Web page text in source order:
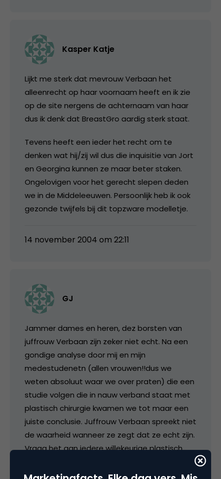
Kasper Katje
Lijkt me sterk dat mevrouw Verbaan het
alleenrecht op haar voornaam heeft en ik zie
op de site nergens de achternaam van haar
dus ik denk dat BreastGro aardig sterk staat.
Tevens heeft een ieder het recht om te
denken wat hij/zij wil dus die inquisitie van Jort
en Georgina kunnen ze maar beter staken.
Ongelovigen voor het gerecht slepen deden
we in de Middeleeuwen. Persoonlijk heb ik ook
gezonde twijfels bij dit topzware modelletje.
14 november 2004 om 22:11
GJ
Jammer dames en heren, dez borsten van
juffrouw Verbaan zijn zeker niet echt. Na een
gondige analyse door mij en mijn
medestudenetn (allen vrouwen!!dus we
weten absoluut waar we over praten) die een
studie volgen die in nauw verband staat met
plastisch chirurgie kwamen we tot maar een
juiste conclusie. Juffrouw Verbaan spreekt niet
de waarheid wanneer ze zegt dat ze echt zijn.
Vraag het aan iedere willekeurige plastisch
richting beoefent en je krijgt hetzelfde